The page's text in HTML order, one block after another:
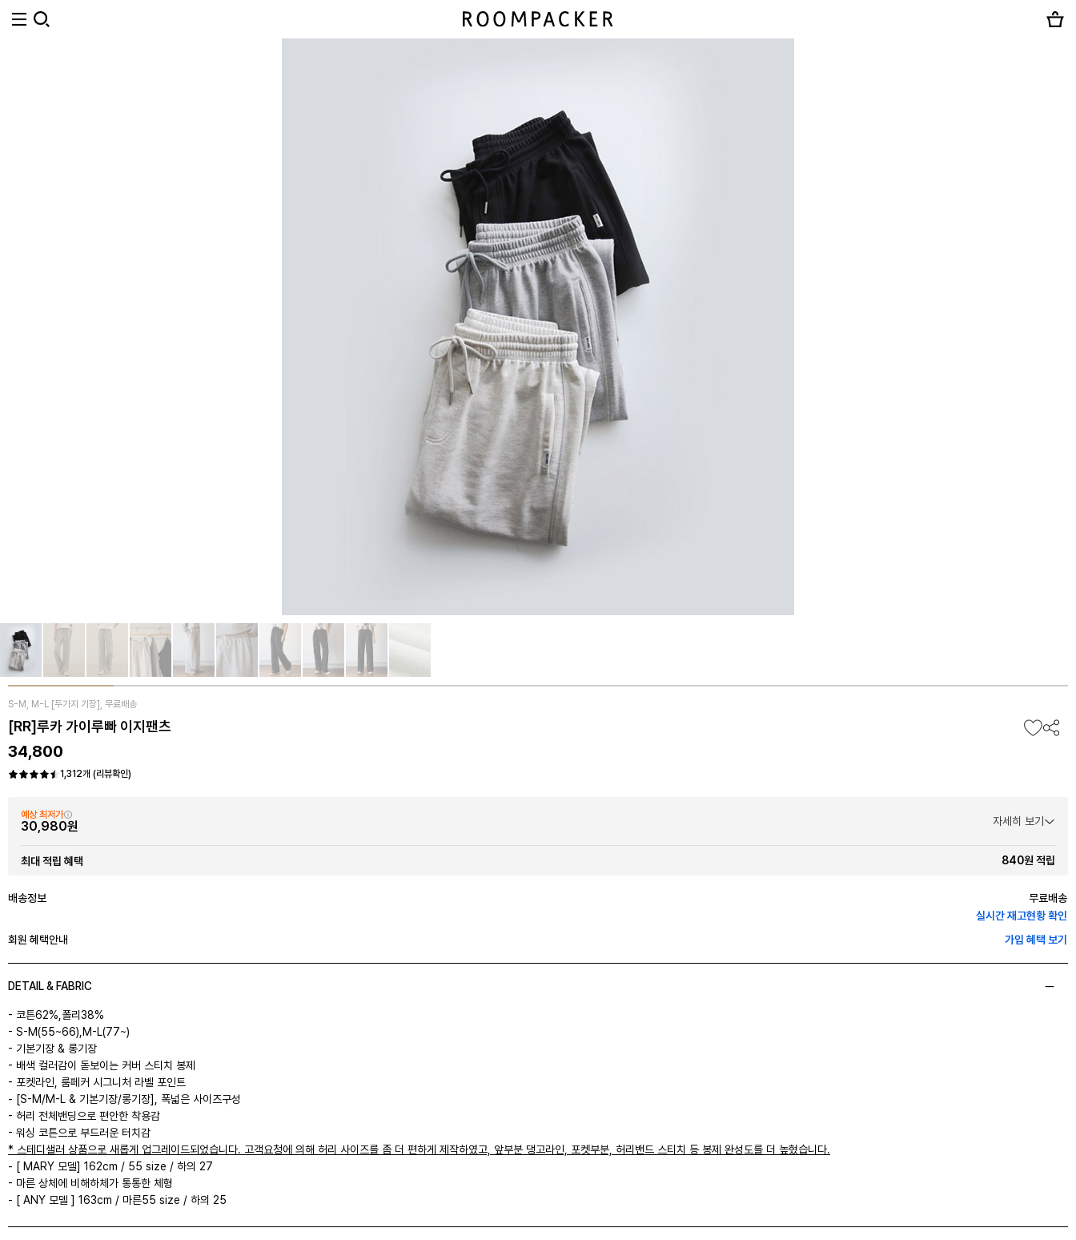
S-M, M-L [두가지 기장], 무료배송
[RR]루카 가이루빠 이지팬츠
34,800
1,312개 (리뷰확인)
예상 최저가
30,980원 자세히 보기
최대 적립 혜택 840원 적립
배송정보
무료배송
실시간 재고현황 확인
회원 혜택안내
가입 혜택 보기
DETAIL & FABRIC
- 코튼62%,폴리38%
- S-M(55~66),M-L(77~)
- 기본기장 & 롱기장
- 배색 컬러감이 돋보이는 커버 스티치 봉제
- 포켓라인, 룸페커 시그니처 라벨 포인트
- [S-M/M-L & 기본기장/롱기장], 폭넓은 사이즈구성
- 허리 전체밴딩으로 편안한 착용감
- 워싱 코튼으로 부드러운 터치감
* 스테디샐러 상품으로 새롭게 업그레이드되었습니다. 고객요청에 의해 허리 사이즈를 좀 더 편하게 제작하였고, 앞부분 댕고라인, 포켓부분, 허리밴드 스티치 등 봉제 완성도를 더 높혔습니다.
- [ MARY 모델] 162cm / 55 size / 하의 27
- 마른 상체에 비해하체가 통통한 체형
- [ ANY 모델 ] 163cm / 마른55 size / 하의 25